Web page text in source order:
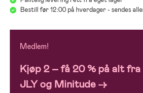
Bestill før 12:00 på hverdager - sendes
Medlem!
Kjøp 2 – få 20 % på alt fra
JLY og Minitude →